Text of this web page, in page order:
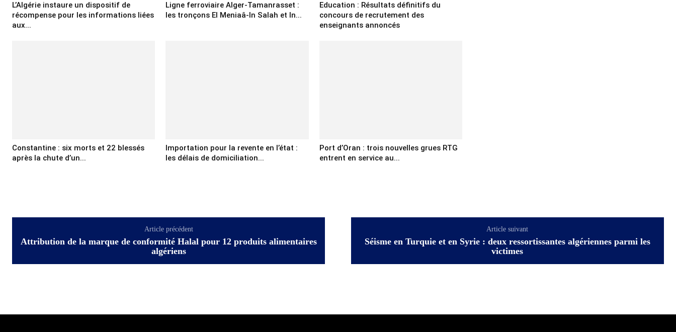
L’Algérie instaure un dispositif de
récompense pour les informations liées
aux...
Ligne ferroviaire Alger-Tamanrasset :
les tronçons El Meniaâ-In Salah et In...
Education : Résultats définitifs du
concours de recrutement des
enseignants annoncés
Constantine : six morts et 22 blessés
après la chute d’un...
Importation pour la revente en l’état :
les délais de domiciliation...
Port d’Oran : trois nouvelles grues RTG
entrent en service au...
Article précédent
Attribution de la marque de conformité Halal pour 12 produits alimentaires
algériens
Article suivant
Séisme en Turquie et en Syrie : deux ressortissantes algériennes parmi les
victimes